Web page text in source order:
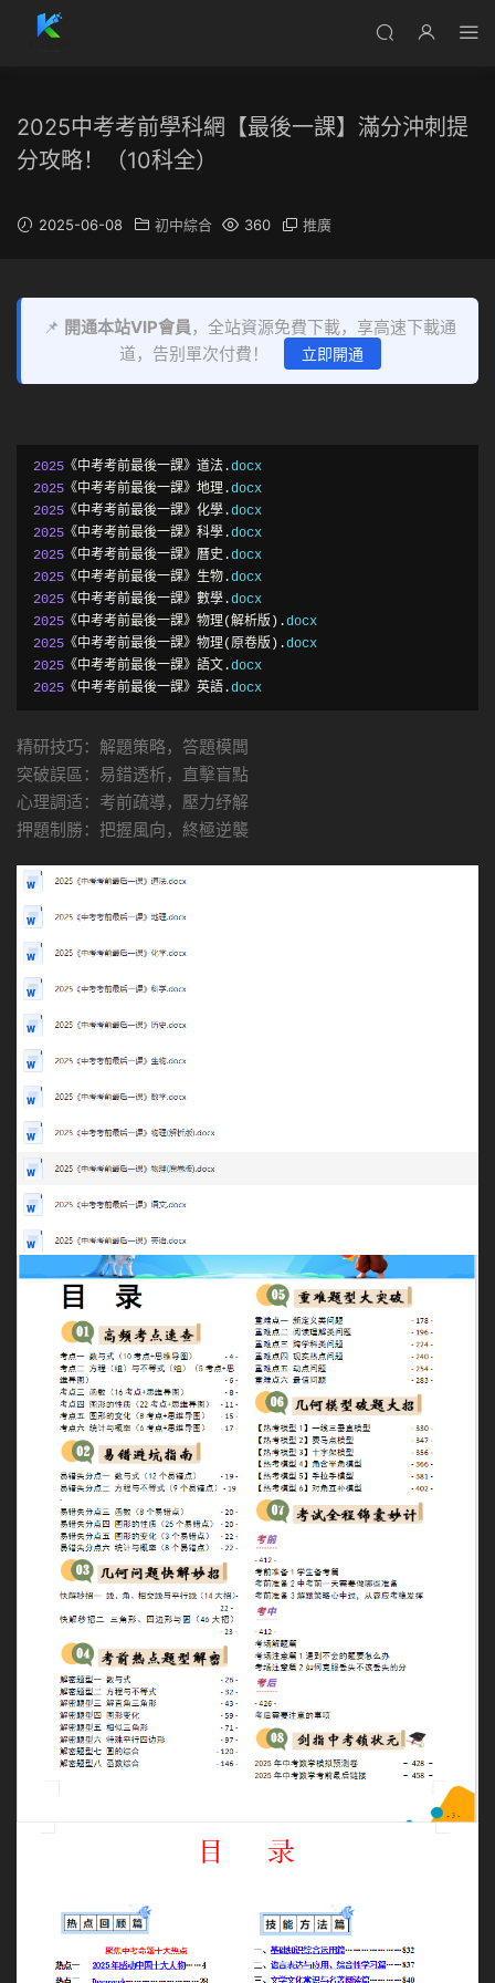
2025中考考前學科網【最後一課】滿分沖刺提
分攻略！（10科全）
2025-06-08 初中綜合 360 推廣
📌 開通本站VIP會員，全站資源免費下載，享高速下載通
道，告别單次付費！
立即開通
2025 《中考考前最後一課》道法.
2025 《中考考前最後一課》地理.
2025 《中考考前最後一課》化學.
2025 《中考考前最後一課》科學.
2025 《中考考前最後一課》曆史.
2025 《中考考前最後一課》生物.
2025 《中考考前最後一課》數學.
2025 《中考考前最後一課》物理(解析版).
2025 《中考考前最後一課》物理(原卷版).
2025 《中考考前最後一課》語文.
2025 《中考考前最後一課》英語.docx
精研技巧：解題策略，答題模闆
突破誤區：易錯透析，直擊盲點
心理調适：考前疏導，壓力纾解
押題制勝：把握風向，終極逆襲